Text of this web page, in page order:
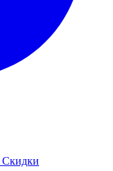
Скидки